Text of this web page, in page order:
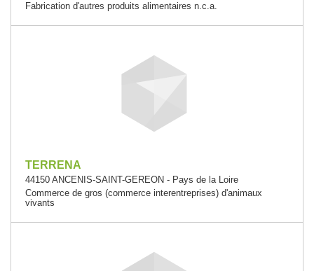
Fabrication d'autres produits alimentaires n.c.a.
TERRENA
44150 ANCENIS-SAINT-GEREON - Pays de la Loire
Commerce de gros (commerce interentreprises) d'animaux
vivants